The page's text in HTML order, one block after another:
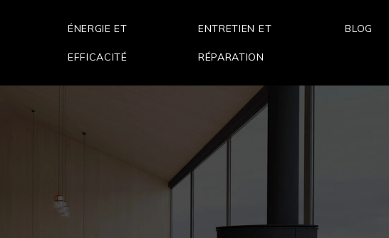
ÉNERGIE ET
EFFICACITÉ
ENTRETIEN ET
RÉPARATION
BLOG